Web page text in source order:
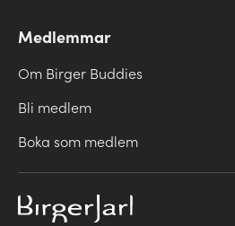
Medlemmar
Om Birger Buddies
Bli medlem
Boka som medlem